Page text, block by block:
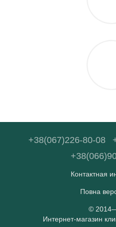
+38(067)226-80-08
Контактная
Повна
©
Интернет-магазин